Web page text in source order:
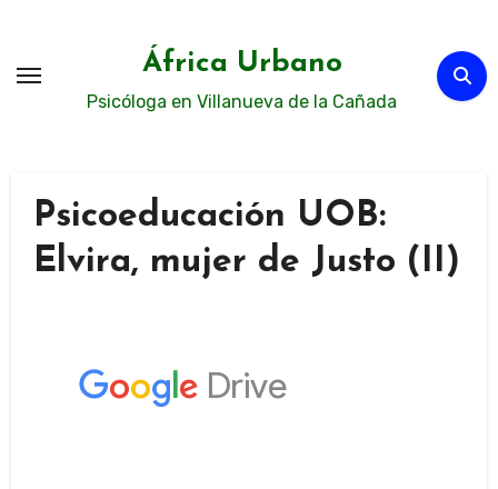
contenido
África Urbano
Psicóloga en Villanueva de la Cañada
Psicoeducación UOB:
Elvira, mujer de Justo (II)